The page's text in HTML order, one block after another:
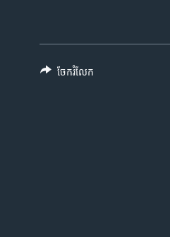
ទូរទស្សន៍ / វីដេអូ​
ចែករំលែក